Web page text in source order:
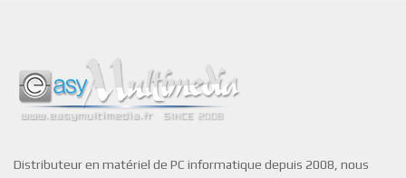
Distributeur en matériel de PC informatique depuis 2008, nous